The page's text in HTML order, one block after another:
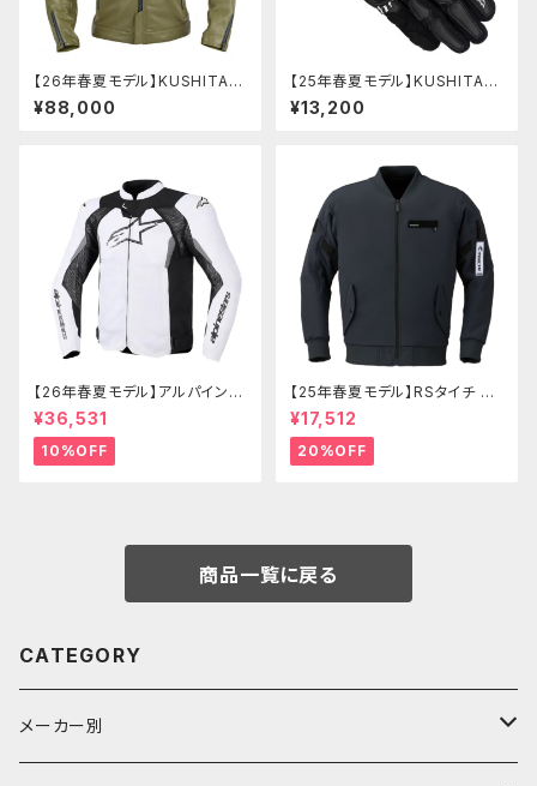
【26年春夏モデル】KUSHITANI
K-0731 アーカナレザーブリー
ズジャケット
¥88,000
【25年春夏モデル】KUSHITANI
K-5372 コンクルージョンエア
ーグローブ
¥13,200
【26年春夏モデル】アルパインス
ターズ T-GP IGNITION v2 AI
R JACKET
¥36,531
10%OFF
【25年春夏モデル】RSタイチ RS
J343 クイックドライフライトジ
ャケット
¥17,512
20%OFF
商品一覧に戻る
CATEGORY
メーカー別